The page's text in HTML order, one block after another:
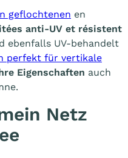
geflochtenen en
anti-UV et résistent
ebenfalls UV-behandelt
perfekt für vertikale
Eigenschaften auch
Netz